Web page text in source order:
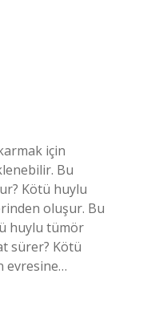
için
Bu
Kötü huylu
oluşur. Bu
huylu tümör
sürer? Kötü
evresine…